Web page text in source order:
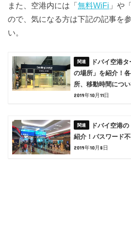
また、空港内には「無料WiFi 」や
ので、気になる方は下記の記事を
い。
ドバイ空港
の場所」を紹介！
所、移動時間につ
2019年10月11日
ドバイ空港
紹介！パスワード
2019年10月8日